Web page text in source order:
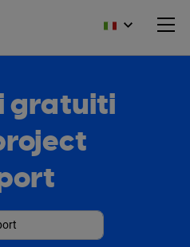
gratuiti